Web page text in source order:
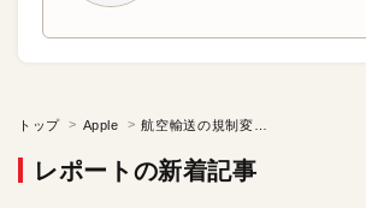
トップ Apple
レポートの新着記事